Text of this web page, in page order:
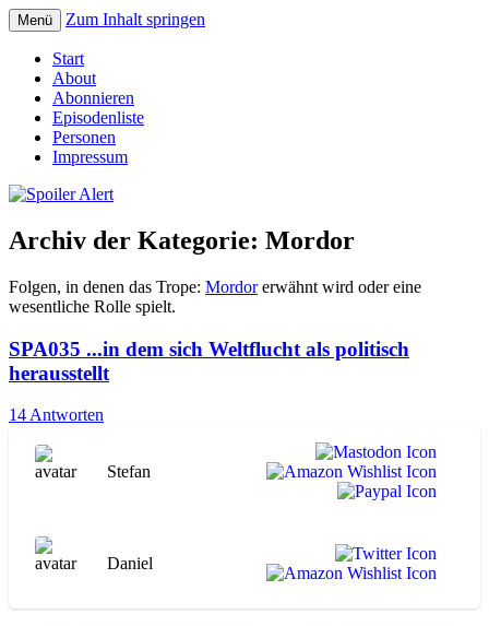
Spoiler Alert
Erfahrungshintergrund
Menü Zum Inhalt springen
Start
About
Abonnieren
Episodenliste
Personen
Impressum
Archiv der Kategorie: Mordor
Folgen, in denen das Trope: Mordorerwähnt wird oder eine
wesentliche Rolle spielt.
SPA035 ...in dem sich Weltflucht als politisch
herausstellt
14 Antworten
Stefan
Daniel